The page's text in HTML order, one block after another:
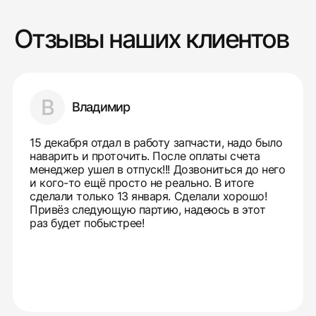
Отзывы наших клиентов
В Владимир
15 декабря отдал в работу запчасти, надо было
наварить и проточить. После оплаты счета
менеджер ушел в отпуск!!! Дозвониться до него
и кого-то ещё просто не реально. В итоге
сделали только 13 января. Сделали хорошо!
Привёз следующую партию, надеюсь в этот
раз будет побыстрее!